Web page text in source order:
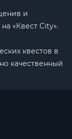
и
«Квест City».
квестов в
качественный